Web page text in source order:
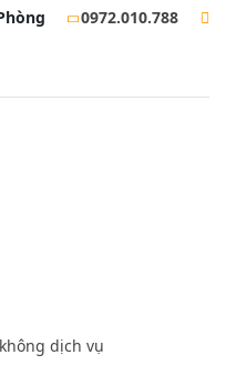
0972.010.788
dịch vụ